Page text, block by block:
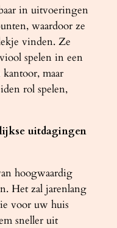
in uitvoeringen
waardoor ze
vinden. Ze
spelen in een
maar
rol spelen,
uitdagingen
hoogwaardig
Het zal jarenlang
voor uw huis
sneller uit